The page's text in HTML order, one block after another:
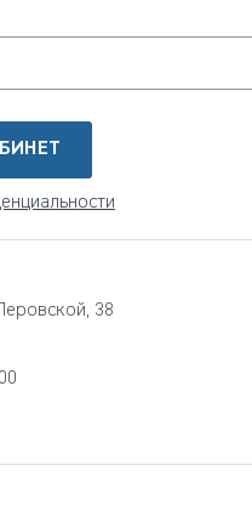
38